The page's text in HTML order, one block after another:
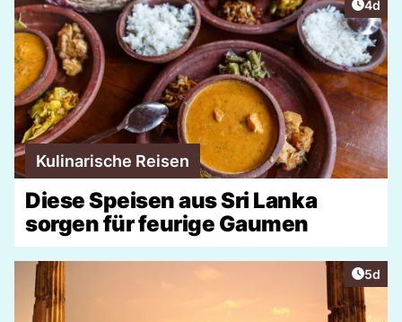
4d
Kulinarische Reisen
Diese Speisen aus Sri Lanka
sorgen für feurige Gaumen
5d